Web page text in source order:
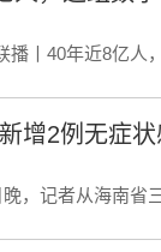
丨40年近8亿人
增2例无症
记者从海南省三